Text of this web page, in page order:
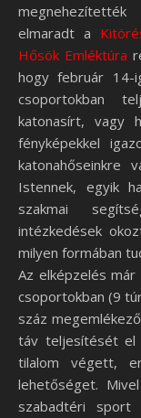
elmaradt a
Hősök Emléktúra
hogy február 14-
csoportokban
katonasírt, vagy
fényképekkel
katonahőseinkre
Istennek, egyik
szakmai
intézkedések
milyen formában
Az elképzelés
csoportokban (9
száz
táv teljesítését el
tilalom végett,
lehetőséget.
szabadtéri sport